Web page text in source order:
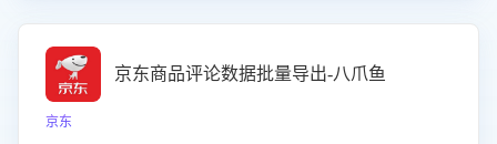
京东商品评论数据批量导出-八爪鱼
京东